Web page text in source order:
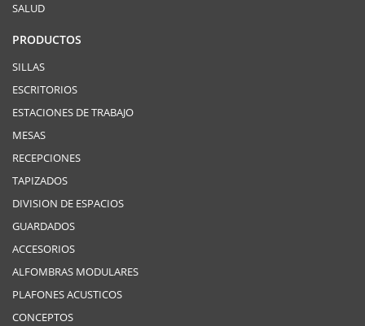
SALUD
PRODUCTOS
SILLAS
ESCRITORIOS
ESTACIONES DE TRABAJO
MESAS
RECEPCIONES
TAPIZADOS
DIVISION DE ESPACIOS
GUARDADOS
ACCESORIOS
ALFOMBRAS MODULARES
PLAFONES ACUSTICOS
CONCEPTOS